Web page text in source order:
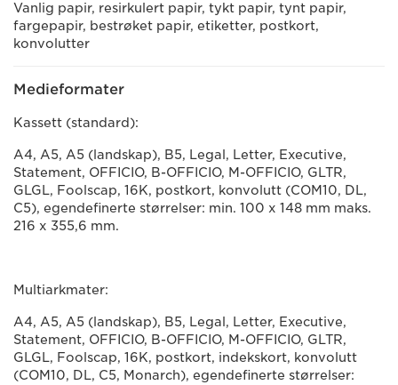
Vanlig papir, resirkulert papir, tykt papir, tynt papir,
fargepapir, bestrøket papir, etiketter, postkort,
konvolutter
Medieformater
Kassett (standard):
A4, A5, A5 (landskap), B5, Legal, Letter, Executive,
Statement, OFFICIO, B-OFFICIO, M-OFFICIO, GLTR,
GLGL, Foolscap, 16K, postkort, konvolutt (COM10, DL,
C5), egendefinerte størrelser: min. 100 x 148 mm maks.
216 x 355,6 mm.
Multiarkmater:
A4, A5, A5 (landskap), B5, Legal, Letter, Executive,
Statement, OFFICIO, B-OFFICIO, M-OFFICIO, GLTR,
GLGL, Foolscap, 16K, postkort, indekskort, konvolutt
(COM10, DL, C5, Monarch), egendefinerte størrelser: